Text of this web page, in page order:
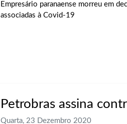
Empresário paranaense morreu em
associadas à Covid-19
Petrobras assina
Quarta, 23 Dezembro 2020